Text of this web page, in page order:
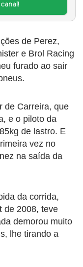
de Perez,
e Brol Racing
furado ao sair
de Carreira, que
e o piloto da
de lastro. E
vez no
na saída da
da corrida,
de 2008, teve
demorou muito
lhe tirando a